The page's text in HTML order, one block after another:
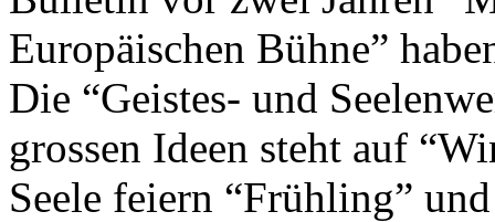
Europäischen Bühne”
Die “Geistes- und
grossen Ideen steht auf
Seele feiern “Frühling”